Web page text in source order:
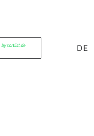
by sortlist.de DE